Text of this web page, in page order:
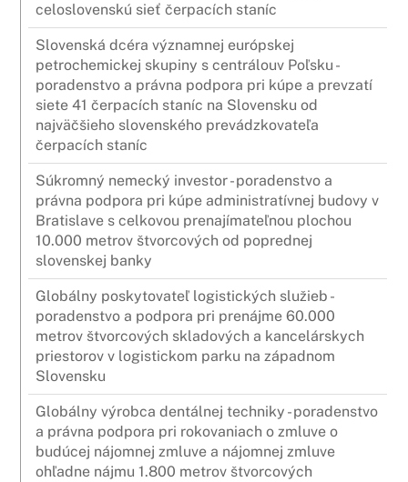
celoslovenskú sieť čerpacích staníc
Slovenská dcéra významnej európskej
petrochemickej skupiny s centrálouv Poľsku -
poradenstvo a právna podpora pri kúpe a prevzatí
siete 41 čerpacích staníc na Slovensku od
najväčšieho slovenského prevádzkovateľa
čerpacích staníc
Súkromný nemecký investor - poradenstvo a
právna podpora pri kúpe administratívnej budovy v
Bratislave s celkovou prenajímateľnou plochou
10.000 metrov štvorcových od poprednej
slovenskej banky
Globálny poskytovateľ logistických služieb -
poradenstvo a podpora pri prenájme 60.000
metrov štvorcových skladových a kancelárskych
priestorov v logistickom parku na západnom
Slovensku
Globálny výrobca dentálnej techniky - poradenstvo
a právna podpora pri rokovaniach o zmluve o
budúcej nájomnej zmluve a nájomnej zmluve
ohľadne nájmu 1.800 metrov štvorcových